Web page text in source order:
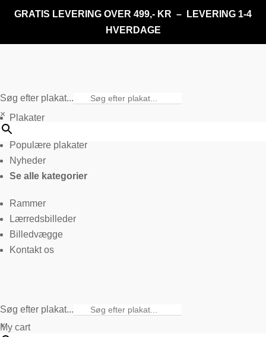
GRATIS LEVERING OVER 499,- KR – LEVERING 1-4
HVERDAGE
Søg efter plakat...
× Plakater
Populære plakater
Nyheder
Se alle kategorier
Rammer
Lærredsbilleder
Billedvægge
Kontakt os
Søg efter plakat...
×
My cart